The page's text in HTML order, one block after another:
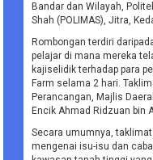
Bandar dan Wilayah,
Shah (POLIMAS), Jitra,
Rombongan terdiri
pelajar di mana mereka
kajiselidik terhadap para
Farm selama 2 hari.
Perancangan, Majlis
Encik Ahmad Ridzuan bin
Secara umumnya,
mengenai isu-isu dan